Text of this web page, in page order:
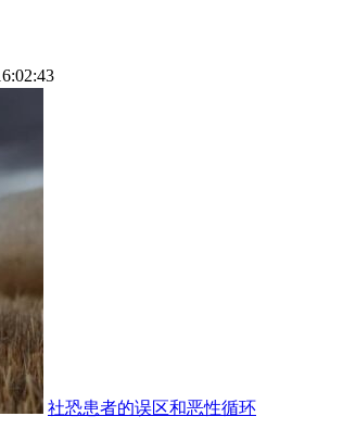
社恐患者的误区和恶性循环